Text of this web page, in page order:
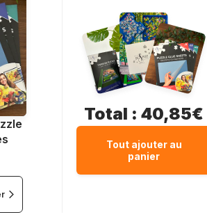
Total : 40,85€
Tout ajouter au
panier